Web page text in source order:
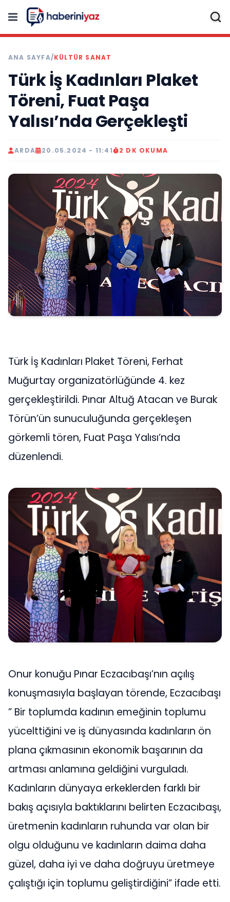
ANA SAYFA/KÜLTÜR SANAT
Türk İş Kadınları Plaket
Töreni, Fuat Paşa
Yalısı’nda Gerçekleşti
ARDA 20.05.2024 - 11:41 2 DK OKUMA
Türk İş Kadınları Plaket Töreni, Ferhat
Muğurtay organizatörlüğünde 4. kez
gerçekleştirildi. Pınar Altuğ Atacan ve Burak
Törün’ün sunuculuğunda gerçekleşen
görkemli tören, Fuat Paşa Yalısı’nda
düzenlendi.
Onur konuğu Pınar Eczacıbaşı’nın açılış
konuşmasıyla başlayan törende, Eczacıbaşı
” Bir toplumda kadının emeğinin toplumu
yücelttiğini ve iş dünyasında kadınların ön
plana çıkmasının ekonomik başarının da
artması anlamına geldiğini vurguladı.
Kadınların dünyaya erkeklerden farklı bir
bakış açısıyla baktıklarını belirten Eczacıbaşı,
üretmenin kadınların ruhunda var olan bir
olgu olduğunu ve kadınların daima daha
güzel, daha iyi ve daha doğruyu üretmeye
çalıştığı için toplumu geliştirdiğini” ifade etti.